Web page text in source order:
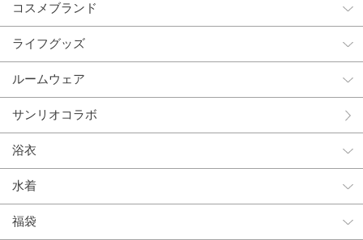
コスメブランド
ライフグッズ
ルームウェア
サンリオコラボ
浴衣
水着
福袋